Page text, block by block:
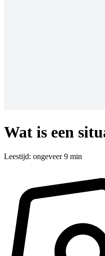
Wat is een
Leestijd: ongeveer 9 min